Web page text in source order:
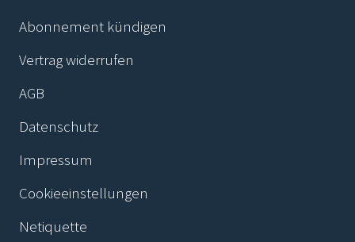
Abonnement kündigen
Vertrag widerrufen
AGB
Datenschutz
Impressum
Cookieeinstellungen
Netiquette